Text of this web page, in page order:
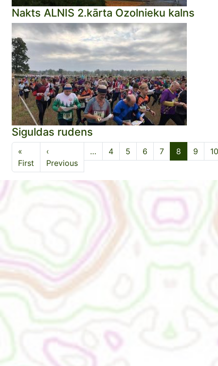
Nakts ALNIS 2.kārta Ozolnieku kalns
Siguldas rudens
Pagination
«
First First page
‹
PreviousPrevious page
… 4 5 6 7 8 9 10